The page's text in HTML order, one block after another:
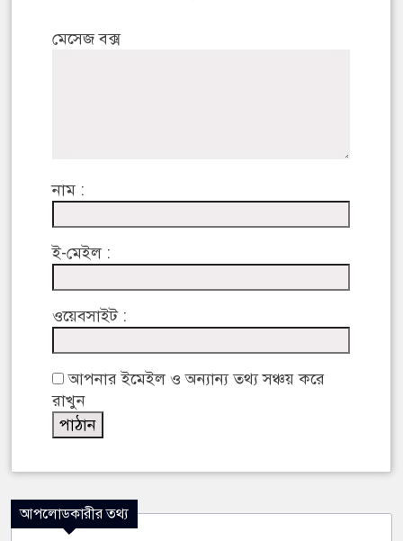
মেসেজ বক্স
নাম :
ই-মেইল :
ওয়েবসাইট :
আপনার ইমেইল ও অন্যান্য তথ্য সঞ্চয় করে
রাখুন
আপলোডকারীর তথ্য